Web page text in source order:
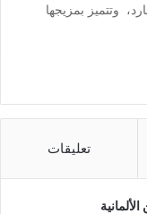
وتتميز بمزيجها
تعليقات